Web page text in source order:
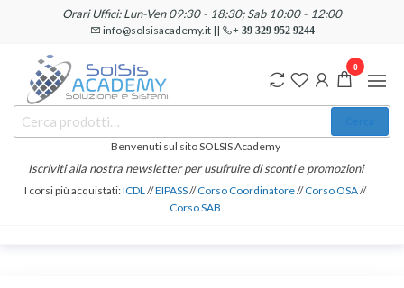
contenuto
Orari Uffici: Lun-Ven 09:30 - 18:30; Sab 10:00 - 12:00
info@solsisacademy.it || + 39 329 952 9244
SOLSIS
Academy
Corsi e
Certificazioni
Linguistiche
Benvenuti sul sito SOLSIS Academy
Iscriviti alla nostra newsletter per usufruire di sconti e promozioni
I corsi più acquistati:ICDL//EIPASS//Corso Coordinatore//Corso OSA//
Corso SAB
0